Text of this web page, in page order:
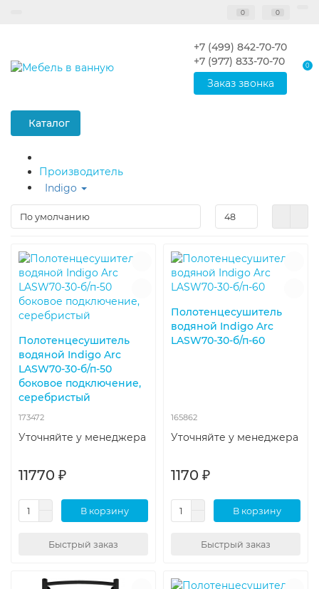
0 0
+7 (499) 842-70-70
+7 (977) 833-70-70
Заказ звонка
0
Каталог
Производитель
Indigo
Полотенцесушитель
водяной Indigo Arc
LASW70-30-б/п-50
боковое подключение,
серебристый
173472
Уточняйте у менеджера
11770 ₽
В корзину
Быстрый заказ
Полотенцесушитель
водяной Indigo Arc
LASW70-30-б/п-60
165862
Уточняйте у менеджера
1170 ₽
В корзину
Быстрый заказ